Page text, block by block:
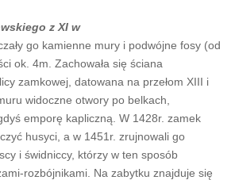
z XI w
go kamienne mury i podwójne fosy (od
ok. 4m. Zachowała się ściana
zamkowej, datowana na przełom XIII i
widoczne otwory po belkach,
emporę kapliczną. W 1428r. zamek
husyci, a w 1451r. zrujnowali go
i świdniccy, którzy w ten sposób
rozbójnikami. Na zabytku znajduje się